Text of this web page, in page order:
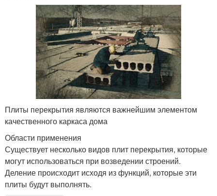
Плиты перекрытия являются важнейшим элементом
качественного каркаса дома
Области применения
Существует несколько видов плит перекрытия, которые
могут использоваться при возведении строений.
Деление происходит исходя из функций, которые эти
плиты будут выполнять.